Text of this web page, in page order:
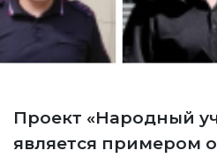
Проект «Народный
является примером